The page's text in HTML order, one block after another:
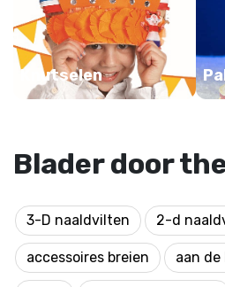
Knutselen
Blader door
3-D naaldvilten 2-d
accessoires breien aan de